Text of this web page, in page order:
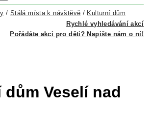
Rychlé vyhledávání akcí
/ Stálá místa k návštěvě / Kulturní dům
Pořádáte akci pro děti? Napište nám o ní!
Veselí nad